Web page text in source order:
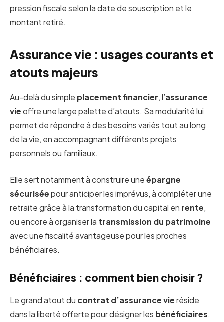
pression fiscale selon la date de souscription et le
montant retiré.
Assurance vie : usages courants et
atouts majeurs
Au-delà du simple placement financier, l’assurance
vieoffre une large palette d’atouts. Sa modularité lui
permet de répondre à des besoins variés tout au long
de la vie, en accompagnant différents projets
personnels ou familiaux.
Elle sert notamment à construire uneépargne
sécuriséepour anticiper les imprévus, à compléter une
retraite grâce à la transformation du capital en rente,
ou encore à organiser la transmission du patrimoine
avec une fiscalité avantageuse pour les proches
bénéficiaires.
Bénéficiaires : comment bien choisir ?
Le grand atout du contrat d’assurance vieréside
dans la liberté offerte pour désigner les bénéficiaires.